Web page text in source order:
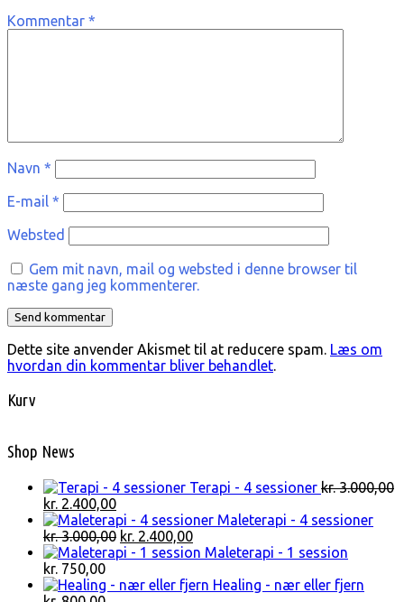
Kommentar *
Navn *
E-mail *
Websted
Gem mit navn, mail og websted i denne browser til
næste gang jeg kommenterer.
Dette site anvender Akismet til at reducere spam. Læs om
hvordan din kommentar bliver behandlet.
Kurv
Shop News
Terapi - 4 sessioner kr.3.000,00
Den
oprindelige
pris
var:
kr. 3.000,00.
kr. 2.400,00Den
aktuelle
pris
er:
Maleterapi - 4 sessioner
kr.3.000,00 Den
oprindelige
var:
kr. 2.400,00Den
aktuelle
er:
Maleterapi - 1 session
kr. 750,00
Healing - nær eller fjern